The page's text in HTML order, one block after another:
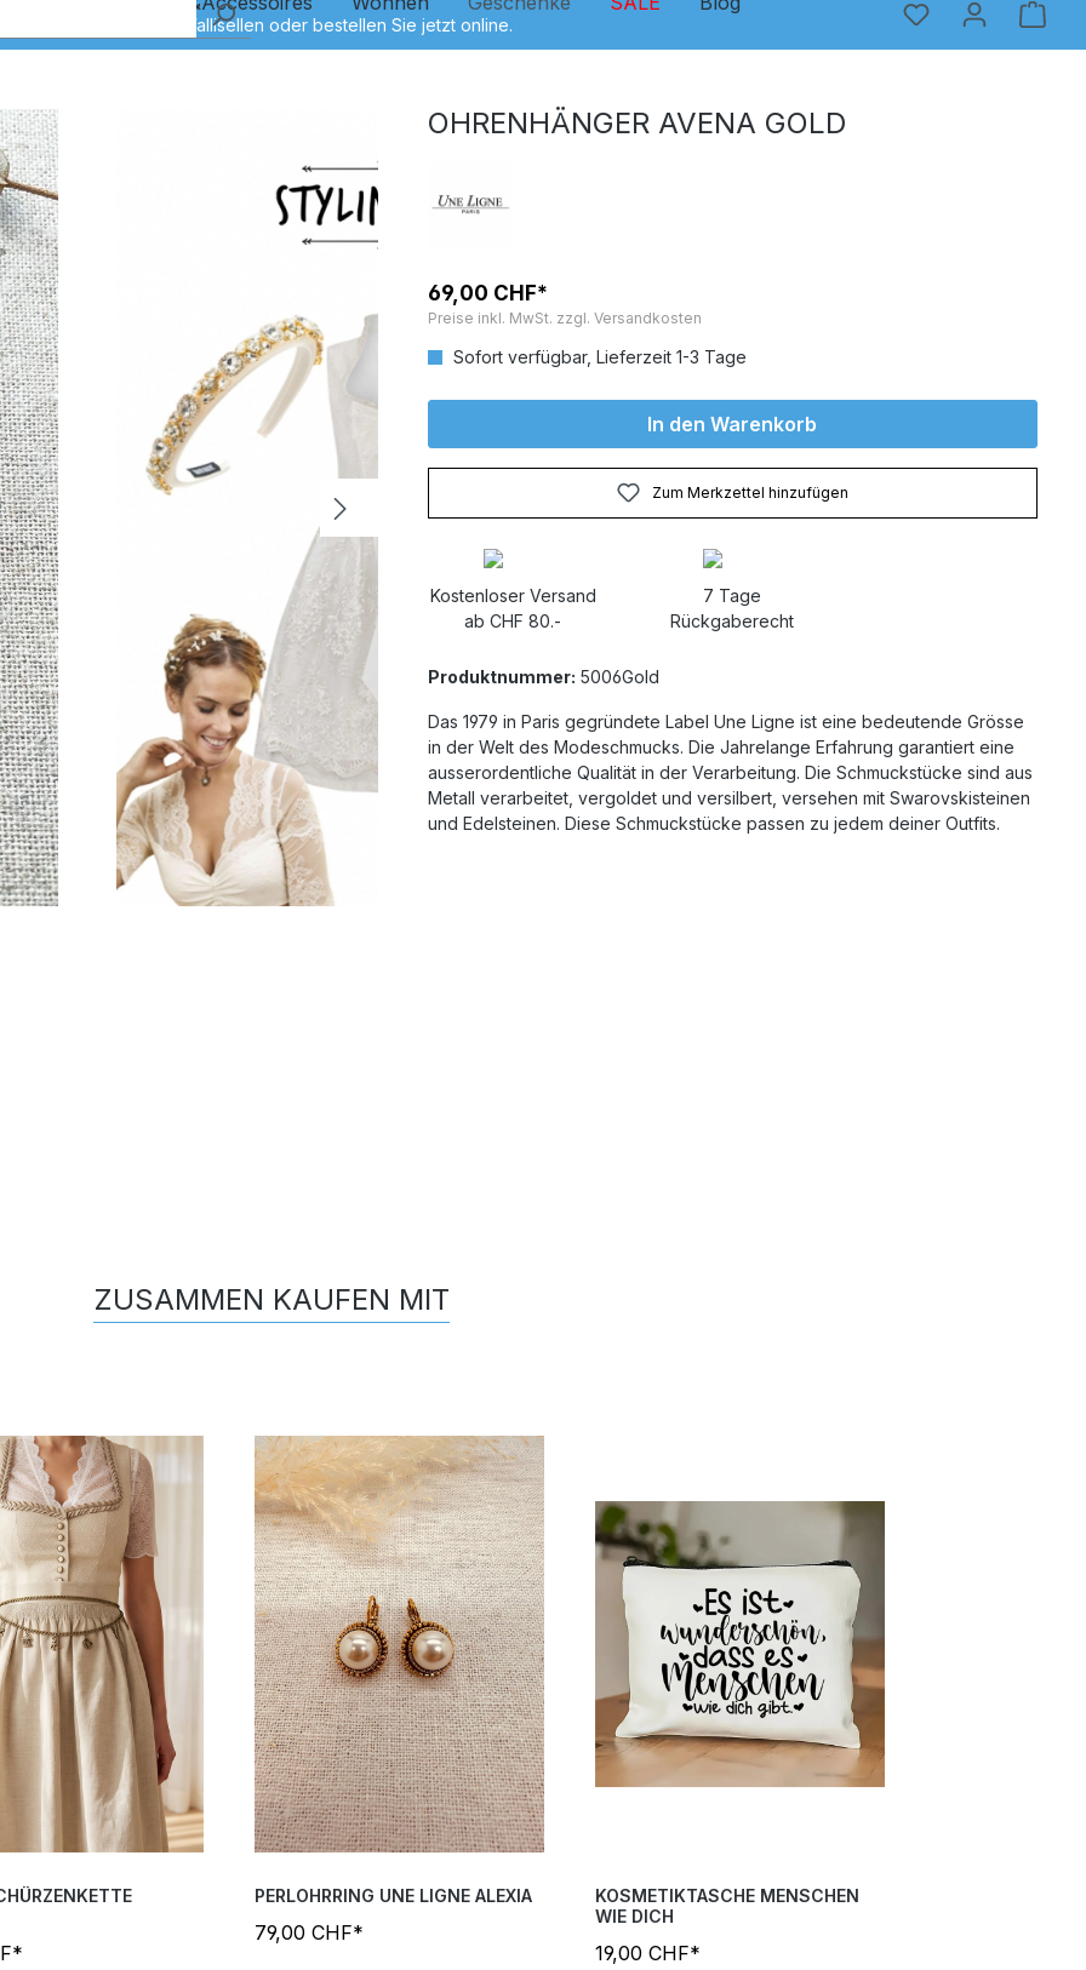
OHRENHÄNGER AVENA GOLD
69,00 CHF*
Preise inkl. MwSt. zzgl. Versandkosten
Sofort verfügbar, Lieferzeit 1-3 Tage
In den Warenkorb
Zum Merkzettel hinzufügen
Kostenloser Versand
ab CHF 80.-
7 Tage
Rückgaberecht
Produktnummer: 5006Gold
Das 1979 in Paris gegründete Label Une Ligne ist eine bedeutende Grösse
in der Welt des Modeschmucks. Die Jahrelange Erfahrung garantiert eine
ausserordentliche Qualität in der Verarbeitung. Die Schmuckstücke sind aus
Metall verarbeitet, vergoldet und versilbert, versehen mit Swarovskisteinen
und Edelsteinen. Diese Schmuckstücke passen zu jedem deiner Outfits.
ZUSAMMEN KAUFEN MIT
PERLOHRRING UNE LIGNE ALEXIA
79,00 CHF*
KOSMETIKTASCHE MENSCHEN
WIE DICH
19,00 CHF*